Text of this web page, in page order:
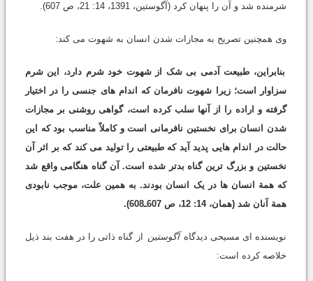
شرمنده شد و آن را پنهان کرد (آگوستین، 1391، 14: 21، ص 607).
وی همچنین تصریح به مجازات شدن انسان به شهوت می کند:
بنابراین، طبیعت آدمی بی شک از شهوت خود شرم دارد، این شرم
سزاوار است؛ زیرا شهوت نافرمان که اندام های جنسی را در اختیار
گرفته و اراده را از آنها سلب کرده است، گواهی روشنی بر مجازات
شدن انسان برای نخستین نافرمانی است و کاملاً مناسب بود که این
حالت در اندام هایی پدید آید که طبیعتی را تولید می کند که بر اثر آن
نخستین و بزرگ ترین گناه بدتر شده است. آن گناه هنگامی واقع شد
که همة انسان ها در یک انسان بودند. به همین علت، موجب نابودی
همة آنان شد (همان، 14: 12، ص 607ـ608).
نویسنده ای مسیحی دیدگاه آگوستین
از گناه ذاتی را در هفت بند ذیل
خلاصه کرده است: